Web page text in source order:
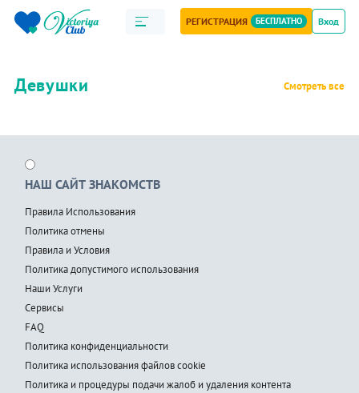
РЕГИСТРАЦИЯ БЕСПЛАТНО Вход
Девушки Смотреть все
НАШ САЙТ ЗНАКОМСТВ
Правила Использования
Политика отмены
Правила и Условия
Политика допустимого использования
Наши Услуги
Сервисы
FAQ
Политика конфиденциальности
Политика использования файлов cookie
Политика и процедуры подачи жалоб и удаления контента